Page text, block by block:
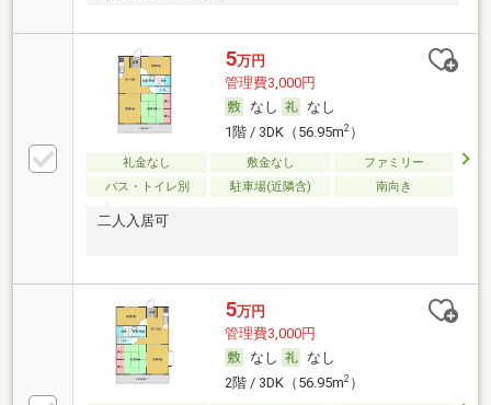
5万円
管理費3,000円
なし
なし
1階 / 3DK（56.95m2）
礼金なし 敷金なし
ファミリー
バス・トイレ別
駐車場(近隣含) 南向き
二人入居可
5万円
管理費3,000円
なし
なし
2階 / 3DK（56.95m2）